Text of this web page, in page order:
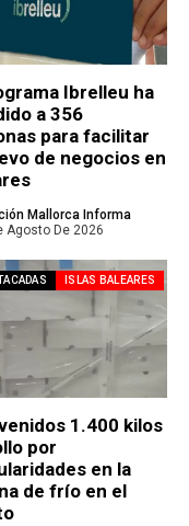
Ibrelleu ha
a 356
para facilitar
de negocios en
Mallorca Informa
Agosto De 2026
ISLAS BALEARES
1.400 kilos
por
en la
de frío en el